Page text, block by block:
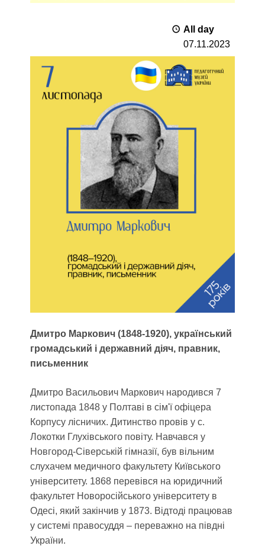
All day
07.11.2023
Дмитро Маркович (1848-1920), український
громадський і державний діяч, правник,
письменник
Дмитро Васильович Маркович народився 7
листопада 1848 у Полтаві в сім'ї офіцера
Корпусу лісничих. Дитинство провів у с.
Локотки Глухівського повіту. Навчався у
Новгород-Сіверській гімназії, був вільним
слухачем медичного факультету Київського
університету. 1868 перевівся на юридичний
факультет Новоросійського університету в
Одесі, який закінчив у 1873. Відтоді працював
у системі правосуддя – переважно на півдні
України.